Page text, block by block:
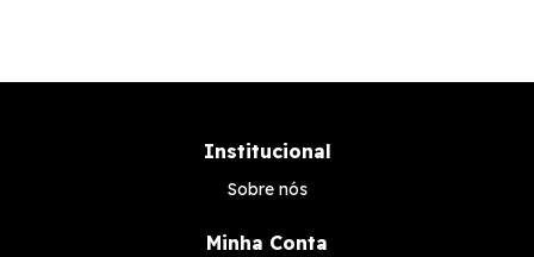
Institucional
Sobre nós
Minha Conta